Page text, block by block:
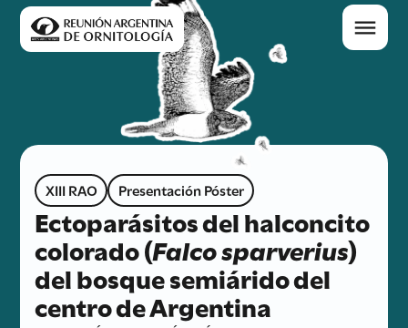
XIII RAO Presentación Póster
Ectoparásitos del halconcito
colorado (Falco sparverius)
del bosque semiárido del
centro de Argentina